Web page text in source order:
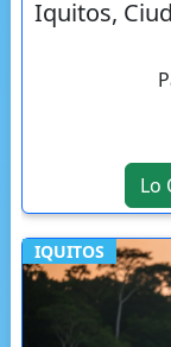
Iquitos,
Lo
IQUITOS